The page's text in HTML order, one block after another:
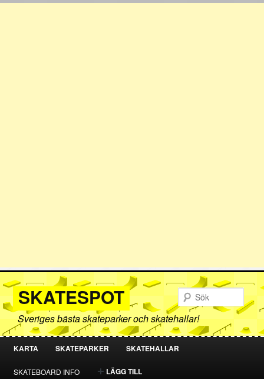
SKATESPOT
Sveriges bästa skateparker och skatehallar!
HOPPA
HOPPA
KARTA SKATEPARKER SKATEHALLAR
SKATEBOARD INFO LÄGG TILL